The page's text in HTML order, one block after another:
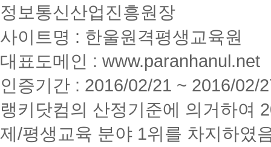
정보통신산업진흥원장
사이트명 : 한울원격평생교육원
대표도메인 : www.paranhanul.net
인증기간 : 2016/02/21 ~ 2016/02/
랭키닷컴의 산정기준에 의거하여
제/평생교육 분야 1위를 차지하였